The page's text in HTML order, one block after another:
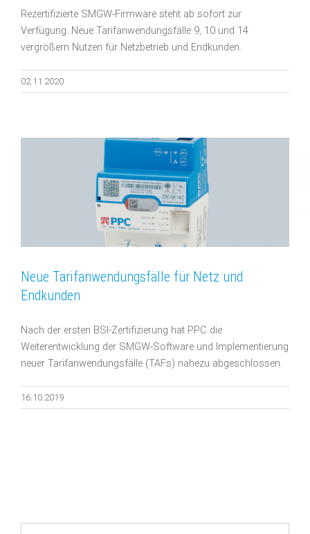
Rezertifizierte SMGW-Firmware steht ab sofort zur
Verfügung. Neue Tarifanwendungsfälle 9, 10 und 14
vergrößern Nutzen für Netzbetrieb und Endkunden.
02.11.2020
Neue Tarifanwendungsfälle für Netz und
Endkunden
Nach der ersten BSI-Zertifizierung hat PPC die
Weiterentwicklung der SMGW-Software und Implementierung
neuer Tarifanwendungsfälle (TAFs) nahezu abgeschlossen.
16.10.2019